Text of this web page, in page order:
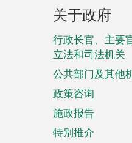
脚
菜
单
关于政府
行政长官、主要
立法和司法机关
公共部门及其他
政策咨询
施政报告
特别推介